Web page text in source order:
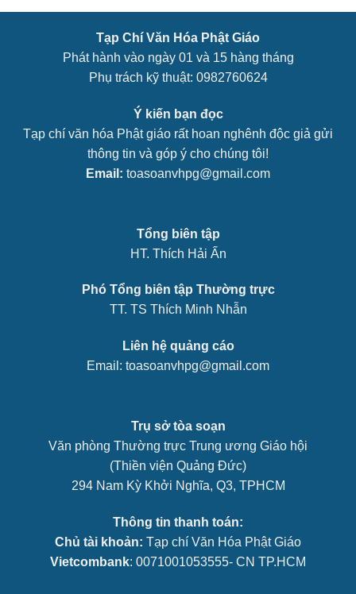
Tạp Chí Văn Hóa Phật Giáo
Phát hành vào ngày 01 và 15 hàng tháng
Phụ trách kỹ thuật: 0982760624
Ý kiến bạn đọc
Tạp chí văn hóa Phật giáo rất hoan nghênh độc giả gửi
thông tin và góp ý cho chúng tôi!
Email: toasoanvhpg@gmail.com
Tổng biên tập
HT. Thích Hải Ấn
Phó Tổng biên tập Thường trực
TT. TS Thích Minh Nhẫn
Liên hệ quảng cáo
Email: toasoanvhpg@gmail.com
Trụ sở tòa soạn
Văn phòng Thường trực Trung ương Giáo hội
(Thiền viện Quảng Đức)
294 Nam Kỳ Khởi Nghĩa, Q3, TPHCM
Thông tin thanh toán:
Chủ tài khoản: Tạp chí Văn Hóa Phật Giáo
Vietcombank: 0071001053555- CN TP.HCM